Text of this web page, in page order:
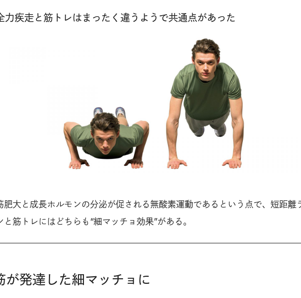
力疾走と筋トレはまったく違うようで共通点があった
肥大と成長ホルモンの分泌が促される無酸素運動であるという点で、短距離
と筋トレにはどちらも“細マッチョ効果”がある。
が発達した細マッチョに